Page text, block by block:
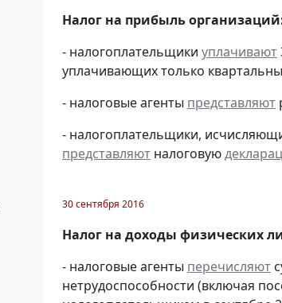
Налог на прибыль
- налогоплательщики уплачивают
уплачивающих только
- налоговые агенты представляют
- налогоплательщики,
представляют налоговую
30 сентября 2016
Налог на доходы физических
- налоговые агенты перечисляют
нетрудоспособности (включая